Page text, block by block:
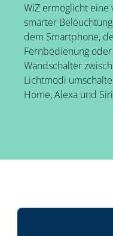
WiZ ermöglicht eine
smarter
dem Smartphone,
Fernbedienung
Wandschalter
Lichtmodi
Home, Alexa und